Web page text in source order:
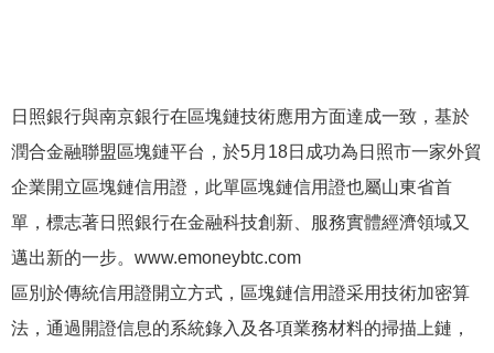
日照銀行與南京銀行在區塊鏈技術應用方面達成一致，基於
潤合金融聯盟區塊鏈平台，於5月18日成功為日照市一家外貿
企業開立區塊鏈信用證，此單區塊鏈信用證也屬山東省首
單，標志著日照銀行在金融科技創新、服務實體經濟領域又
邁出新的一步。www.emoneybtc.com
區別於傳統信用證開立方式，區塊鏈信用證采用技術加密算
法，通過開證信息的系統錄入及各項業務材料的掃描上鏈，